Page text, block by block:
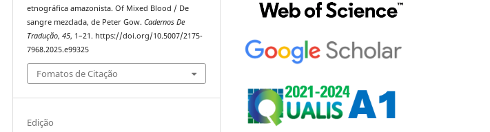
etnográfica amazonista. Of Mixed Blood / De
sangre mezclada, de Peter Gow.Cadernos De
Tradução,45, 1–21. https://doi.org/10.5007/2175-
7968.2025.e99325
Fomatos de Citação
Edição